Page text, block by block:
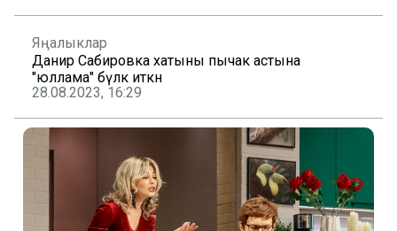
Яңалыклар
Данир Сабировка хатыны пычак астына
"юллама" бүләк иткән
28.08.2023, 16:29